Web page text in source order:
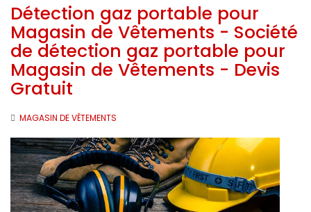
Détection gaz portable pour
Magasin de Vêtements - Société
de détection gaz portable pour
Magasin de Vêtements - Devis
Gratuit
MAGASIN DE VÊTEMENTS